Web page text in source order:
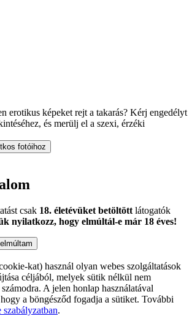
erotikus képeket rejt a takarás? Kérj engedélyt
és merülj el a szexi, érzéki
fotóihoz
csak 18. életévüket betöltött látogatók
nyilatkozz, hogy elmúltál-e már 18 éves!
kat) használ olyan webes szolgáltatások
céljából, melyek sütik nélkül nem
A jelen honlap használatával
a böngésződ fogadja a sütiket. További
.